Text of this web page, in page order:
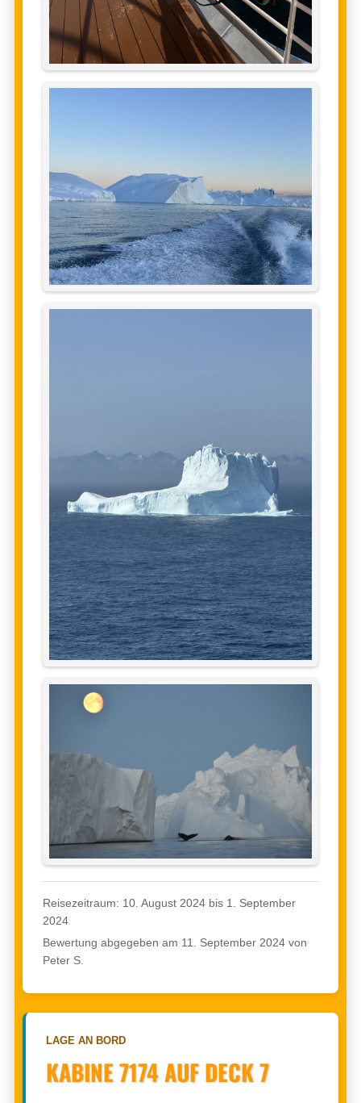
Reisezeitraum: 10. August 2024 bis 1. September
2024
Bewertung abgegeben am 11. September 2024 von
Peter S.
LAGE AN BORD
KABINE 7174 AUF DECK 7